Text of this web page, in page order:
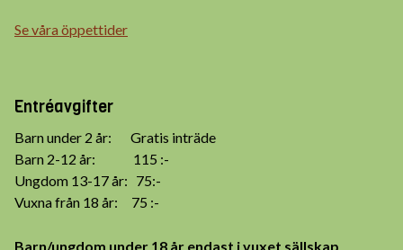
Se våra öppettider
Entréavgifter
Barn under 2 år: Gratis inträde
Barn 2-12 år: 115 :-
Ungdom 13-17 år: 75:-
Vuxna från 18 år: 75 :-
Barn/ungdom under 18 år endast i vuxet sällskap